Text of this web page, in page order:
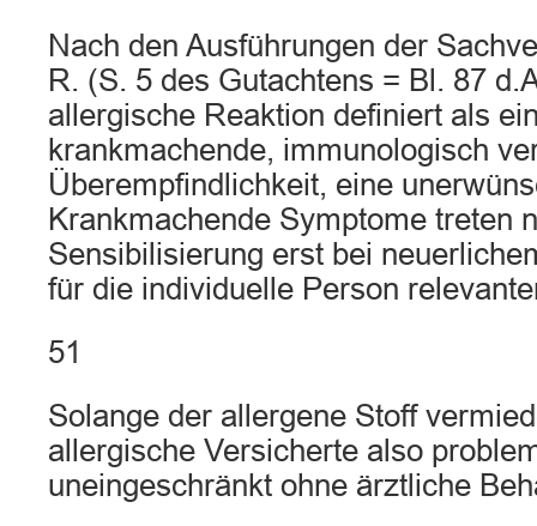
Nach den Ausführungen der
R. (S. 5 des Gutachtens = Bl. 87
allergische Reaktion definiert als
krankmachende, immunologisch
Überempfindlichkeit, eine
Krankmachende Symptome treten
Sensibilisierung erst bei
für die individuelle Person
51
Solange der allergene Stoff
allergische Versicherte also
uneingeschränkt ohne ärztliche